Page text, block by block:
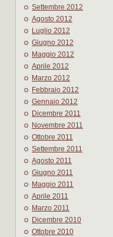
Settembre 2012
Agosto 2012
Luglio 2012
Giugno 2012
Maggio 2012
Aprile 2012
Marzo 2012
Febbraio 2012
Gennaio 2012
Dicembre 2011
Novembre 2011
Ottobre 2011
Settembre 2011
Agosto 2011
Giugno 2011
Maggio 2011
Aprile 2011
Marzo 2011
Dicembre 2010
Ottobre 2010